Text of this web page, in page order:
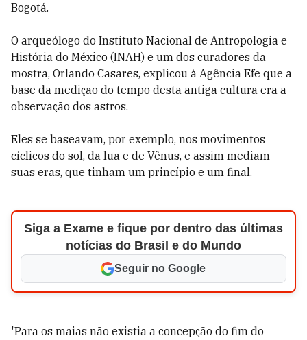
Bogotá.
O arqueólogo do Instituto Nacional de Antropologia e
História do México (INAH) e um dos curadores da
mostra, Orlando Casares, explicou à Agência Efe que a
base da medição do tempo desta antiga cultura era a
observação dos astros.
Eles se baseavam, por exemplo, nos movimentos
cíclicos do sol, da lua e de Vênus, e assim mediam
suas eras, que tinham um princípio e um final.
Siga a Exame e fique por dentro das últimas
notícias do Brasil e do Mundo
Seguir no Google
'Para os maias não existia a concepção do fim do